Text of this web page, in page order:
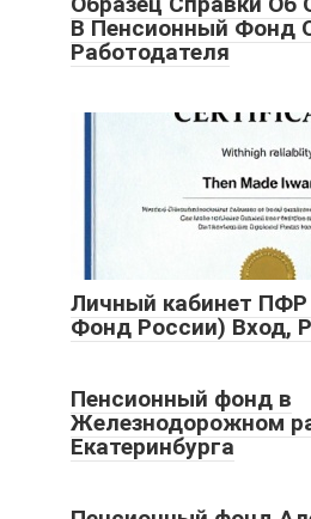
В Пенсионный Фонд
Работодателя
Личный кабинет
Фонд России) Вход,
Пенсионный фонд в
Железнодорожном
Екатеринбурга